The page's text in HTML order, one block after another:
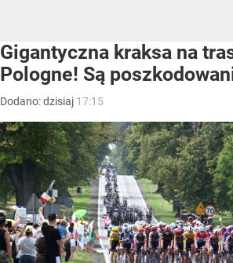
Gigantyczna kraksa na
Pologne! Są
Dodano:dzisiaj 17:15